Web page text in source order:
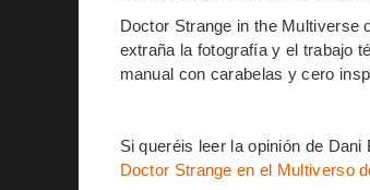
Doctor Strange in the Multiverse
extraña la fotografía y el trabajo
manual con carabelas y cero
Si queréis leer la opinión de
Doctor Strange en el Multiverso